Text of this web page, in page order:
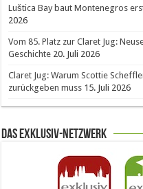
Luštica Bay baut Montenegros
2026
Vom 85. Platz zur Claret Jug:
Geschichte 20. Juli 2026
Claret Jug: Warum Scottie
zurückgeben muss 15. Juli 2026
Das Exklusiv-Netzwerk